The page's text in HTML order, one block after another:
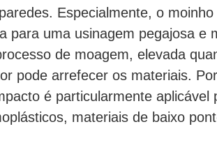
Especialmente, o
para uma usinagem pegajosa e
de moagem, elevada
pode arrefecer os materiais.
é particularmente aplicável
materiais de baixo